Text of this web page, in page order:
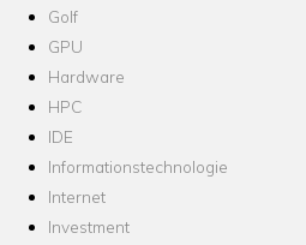
Golf
GPU
Hardware
HPC
IDE
Informationstechnologie
Internet
Investment